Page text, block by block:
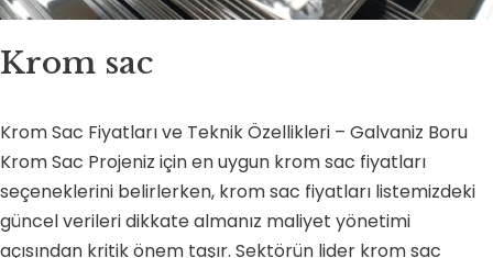
Krom sac
Krom Sac Fiyatları ve Teknik Özellikleri – Galvaniz Boru
Krom Sac Projeniz için en uygun krom sac fiyatları
seçeneklerini belirlerken, krom sac fiyatları listemizdeki
güncel verileri dikkate almanız maliyet yönetimi
açısından kritik önem taşır. Sektörün lider krom sac